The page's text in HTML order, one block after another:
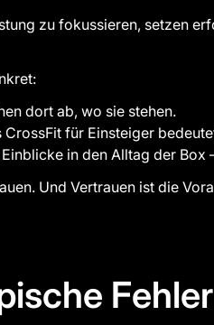
zu fokussieren, setzen
dort ab, wo sie stehen.
CrossFit für Einsteiger
in den Alltag der Box
Und Vertrauen ist die